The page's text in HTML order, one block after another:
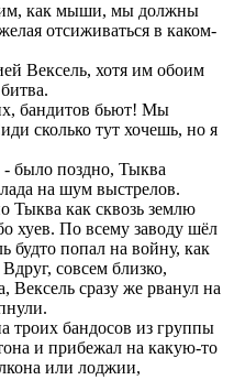
как мыши, мы должны
отсиживаться в каком-
Вексель, хотя им обоим
бандитов бьют! Мы
сколько тут хочешь, но я
- было поздно, Тыква
на шум выстрелов.
Тыква как сквозь землю
хуев. По всему заводу шёл
будто попал на войну, как
совсем близко,
Вексель сразу же рванул на
троих бандосов из группы
и прибежал на какую-то
или лоджии,